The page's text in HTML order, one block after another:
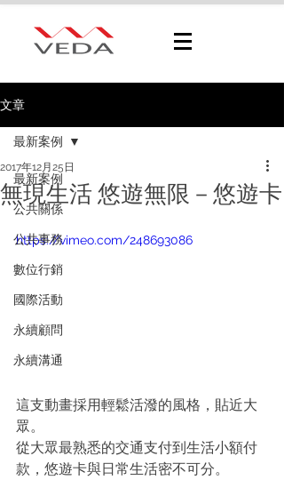
文章
最新案例
公共關係
公共事務
數位行銷
國際活動
永續顧問
永續溝通
最新案例
無現生活 悠遊無限－悠遊卡
2017年12月25日
https://vimeo.com/248693086
這支動畫採用輕鬆活潑的風格，貼近大
眾。
從大眾最熟悉的交通支付到生活小額付
款，悠遊卡與日常生活密不可分。